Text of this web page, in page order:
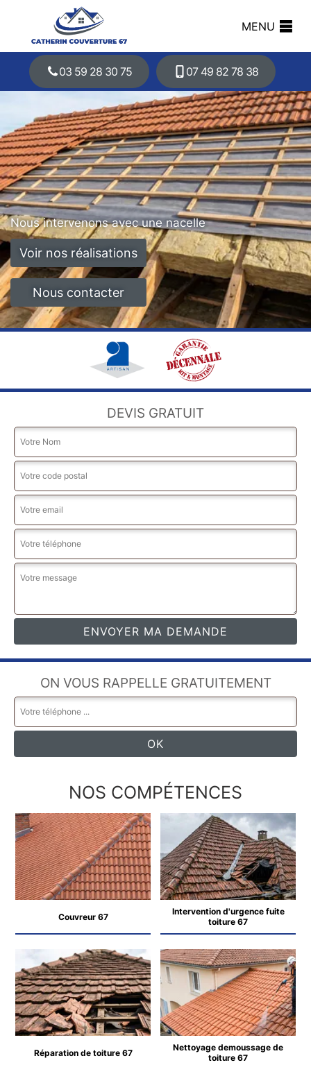
MENU
03 59 28 30 75 07 49 82 78 38
Nous intervenons avec une nacelle
Voir nos réalisations
Nous contacter
DEVIS GRATUIT
ON VOUS RAPPELLE GRATUITEMENT
NOS COMPÉTENCES
Couvreur 67
Intervention d'urgence fuite
toiture 67
Réparation de toiture 67
Nettoyage demoussage de
toiture 67